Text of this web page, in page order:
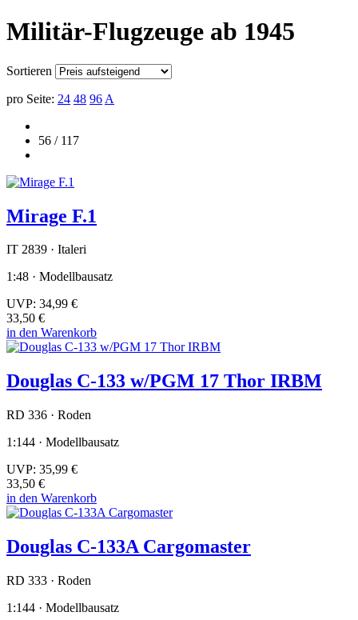
Militär-Flugzeuge ab 1945
Sortieren
pro Seite: 24 48 96 A
56 / 117
Mirage F.1
IT 2839 · Italeri
1:48 · Modellbausatz
UVP: 34,99 €
33,50 €
in den Warenkorb
Douglas C-133 w/PGM 17 Thor IRBM
RD 336 · Roden
1:144 · Modellbausatz
UVP: 35,99 €
33,50 €
in den Warenkorb
Douglas C-133A Cargomaster
RD 333 · Roden
1:144 · Modellbausatz